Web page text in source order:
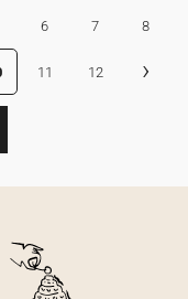
6 7 8
11 12 ›